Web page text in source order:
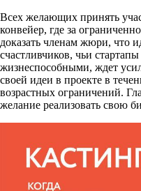
Всех желающих принять
конвейер, где за
доказать членам жюри, что
счастливчиков, чьи
жизнеспособными, ждет
своей идеи в проекте в
возрастных ограничений.
желание реализовать свою